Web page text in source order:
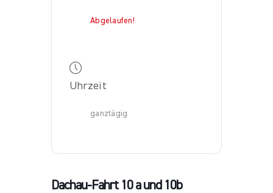
Abgelaufen!
Uhrzeit
ganztägig
Dachau-Fahrt 10 a und 10b